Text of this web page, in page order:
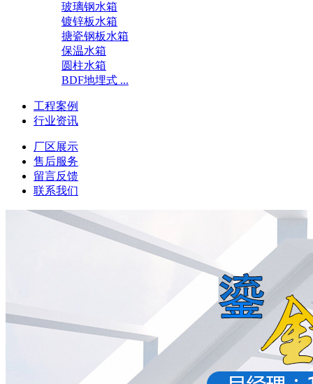
玻璃钢水箱
镀锌板水箱
搪瓷钢板水箱
保温水箱
圆柱水箱
BDF地埋式 ...
工程案例
行业资讯
厂区展示
售后服务
留言反馈
联系我们
最新公告：